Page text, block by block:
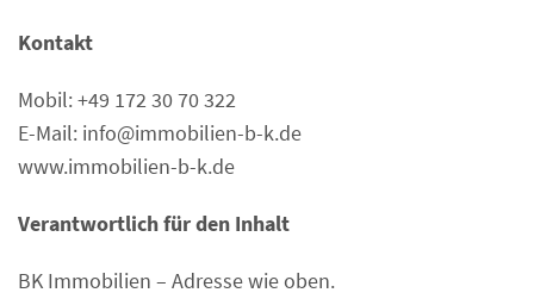
Kontakt
Mobil: +49 172 30 70 322
E-Mail: info@immobilien-b-k.de
www.immobilien-b-k.de
Verantwortlich für den Inhalt
BK Immobilien – Adresse wie oben.